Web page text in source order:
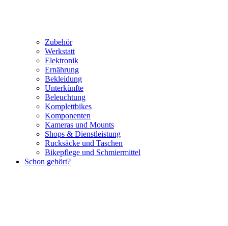
Zubehör
Werkstatt
Elektronik
Ernährung
Bekleidung
Unterkünfte
Beleuchtung
Komplettbikes
Komponenten
Kameras und Mounts
Shops & Dienstleistung
Rucksäcke und Taschen
Bikepflege und Schmiermittel
Schon gehört?